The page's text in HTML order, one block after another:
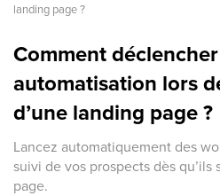
landing page ?
Comment
automatisation lors
d’une landing page ?
Lancez automatiquement des
suivi de vos prospects dès qu’ils
page.